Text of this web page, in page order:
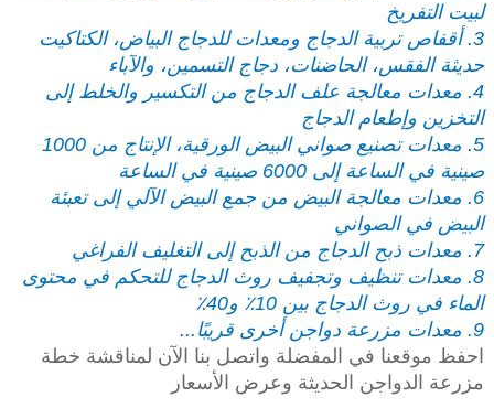
لبيت التفريخ
3. أقفاص تربية الدجاج ومعدات للدجاج البياض، الكتاكيت
حديثة الفقس، الحاضنات، دجاج التسمين، والآباء
4. معدات معالجة علف الدجاج من التكسير والخلط إلى
التخزين وإطعام الدجاج
5. معدات تصنيع صواني البيض الورقية، الإنتاج من 1000
صينية في الساعة إلى 6000 صينية في الساعة
6. معدات معالجة البيض من جمع البيض الآلي إلى تعبئة
البيض في الصواني
7. معدات ذبح الدجاج من الذبح إلى التغليف الفراغي
8. معدات تنظيف وتجفيف روث الدجاج للتحكم في محتوى
الماء في روث الدجاج بين 10٪ و40٪
9. معدات مزرعة دواجن أخرى قريبًا...
احفظ موقعنا في المفضلة واتصل بنا الآن لمناقشة خطة
مزرعة الدواجن الحديثة وعرض الأسعار